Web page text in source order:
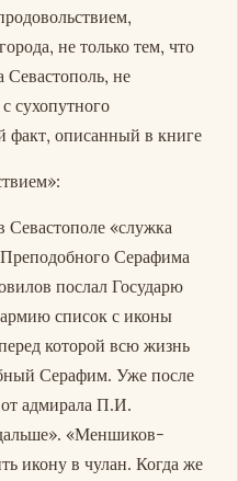
не только тем, что
Севастополь, не
сухопутного
факт, описанный в книге
Севастополе «служка
Серафима
послал Государю
список с иконы
которой всю жизнь
Серафим. Уже после
адмирала П.И.
«Меншиков-
икону в чулан. Когда же